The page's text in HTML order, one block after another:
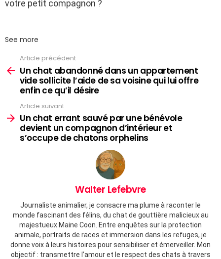
votre petit compagnon ?
See more
Article précédent
Un chat abandonné dans un appartement
vide sollicite l’aide de sa voisine qui lui offre
enfin ce qu’il désire
Article suivant
Un chat errant sauvé par une bénévole
devient un compagnon d’intérieur et
s’occupe de chatons orphelins
Walter Lefebvre
Journaliste animalier, je consacre ma plume à raconter le
monde fascinant des félins, du chat de gouttière malicieux au
majestueux Maine Coon. Entre enquêtes sur la protection
animale, portraits de races et immersion dans les refuges, je
donne voix à leurs histoires pour sensibiliser et émerveiller. Mon
objectif : transmettre l’amour et le respect des chats à travers